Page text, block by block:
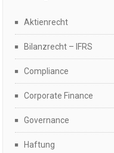
Aktienrecht
Bilanzrecht – IFRS
Compliance
Corporate Finance
Governance
Haftung